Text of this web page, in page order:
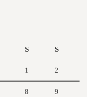
S S
1 2
8 9